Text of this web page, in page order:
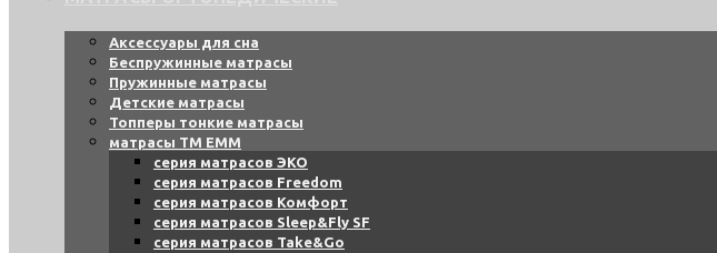
Аксессуары для сна
Беспружинные матрасы
Пружинные матрасы
Детские матрасы
Топперы тонкие матрасы
матрасы ТМ ЕММ
серия матрасов ЭКО
серия матрасов Freedom
серия матрасов Комфорт
серия матрасов Sleep&Fly SF
серия матрасов Take&Go